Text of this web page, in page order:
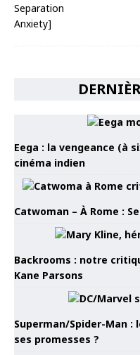
Eega : la vengeance (à
cinéma indien
Catwoman – À Rome :
Backrooms : notre
Kane Parsons
Superman/Spider-Man
ses promesses ?